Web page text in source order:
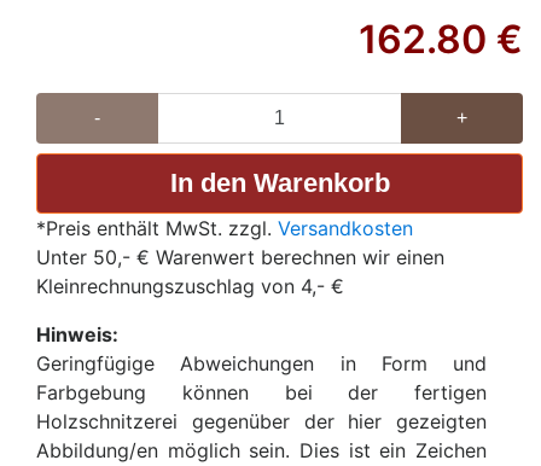
162.80 €
- +
*Preis enthält MwSt. zzgl. Versandkosten
Unter 50,- € Warenwert berechnen wir einen
Kleinrechnungszuschlag von 4,- €
Hinweis:
Geringfügige Abweichungen in Form und
Farbgebung können bei der fertigen
Holzschnitzerei gegenüber der hier gezeigten
Abbildung/en möglich sein. Dies ist ein Zeichen